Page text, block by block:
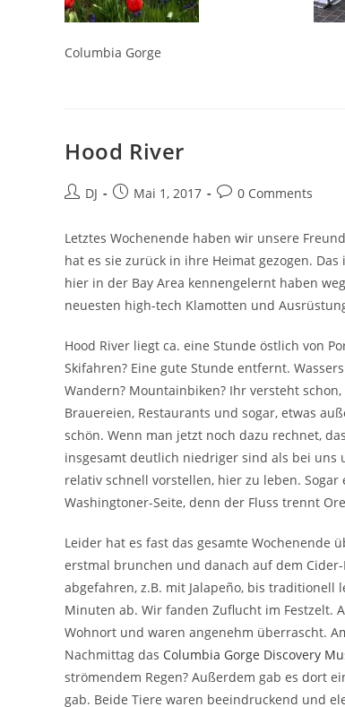
Columbia Gorge
Hood River
Beitrags-
DJ
BeitragMai 1, 2017
Beitrags-
0 Comments
Letztes Wochenende haben wir unsere
hat es sie zurück in ihre Heimat gezogen.
hier in der Bay Area kennengelernt haben
neuesten high-tech Klamotten und
Hood River liegt ca. eine Stunde östlich von
Skifahren? Eine gute Stunde entfernt.
Wandern? Mountainbiken? Ihr versteht
Brauereien, Restaurants und sogar, etwas
schön. Wenn man jetzt noch dazu rechnet,
insgesamt deutlich niedriger sind als bei
relativ schnell vorstellen, hier zu leben.
Washingtoner-Seite, denn der Fluss trennt
Leider hat es fast das gesamte Wochenende
erstmal brunchen und danach auf dem
abgefahren, z.B. mit Jalapeño, bis traditionell
Minuten ab. Wir fanden Zuflucht im Festzelt.
Wohnort und waren angenehm überrascht.
Nachmittag das Columbia Gorge Discovery
strömendem Regen? Außerdem gab es dort
gab. Beide Tiere waren beeindruckend und